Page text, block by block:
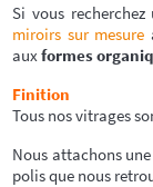
Si vous
miroirs sur mesure
auxformes
Finition
Tous nos vitrages
Nous attachons
polis que nous